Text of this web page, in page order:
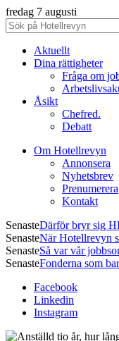
fredag 7 augusti
Aktuellt
Dina rättigheter
Fråga om
Åsikt
Chefred.
Debatt
Om Hotellrevyn
Annonsera
Nyhetsbrev
Prenumerera
Kontakt
SenasteDärför bryr sig
SenasteNär Hotellrevyn
SenasteSå var vår
SenasteFonderna som
Facebook
Linkedin
Instagram